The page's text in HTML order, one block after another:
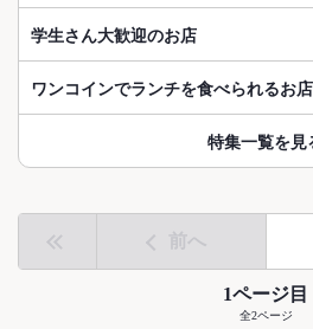
学生さん大歓迎のお店
ワンコインでランチを食べられるお店
特集一覧を見
前へ
1ページ目
全2ページ